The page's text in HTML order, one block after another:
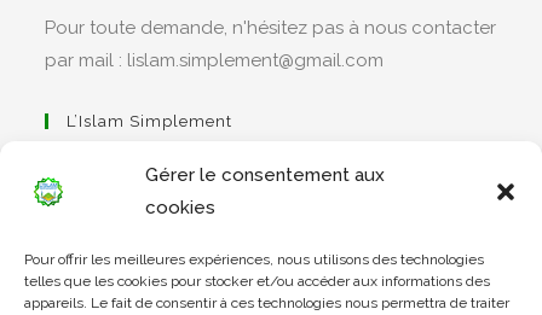
Gérer le consentement aux
cookies
Pour offrir les meilleures expériences, nous utilisons des technologies
telles que les cookies pour stocker et/ou accéder aux informations des
appareils. Le fait de consentir à ces technologies nous permettra de traiter
Pour toute demande, n'hésitez pas à nous contacter
par mail : lislam.simplement@gmail.com
L’Islam Simplement
dans
un
Apprendre Le Coran Simplement